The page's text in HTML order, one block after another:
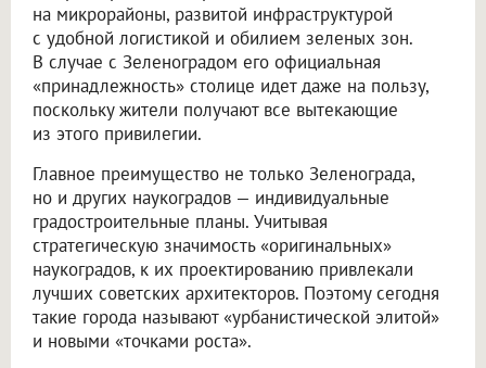
на микрорайоны, развитой инфраструктурой
с удобной логистикой и обилием зеленых зон.
В случае с Зеленоградом его официальная
«принадлежность» столице идет даже на пользу,
поскольку жители получают все вытекающие
из этого привилегии.
Главное преимущество не только Зеленограда,
но и других наукоградов — индивидуальные
градостроительные планы. Учитывая
стратегическую значимость «оригинальных»
наукоградов, к их проектированию привлекали
лучших советских архитекторов. Поэтому сегодня
такие города называют «урбанистической элитой»
и новыми «точками роста».